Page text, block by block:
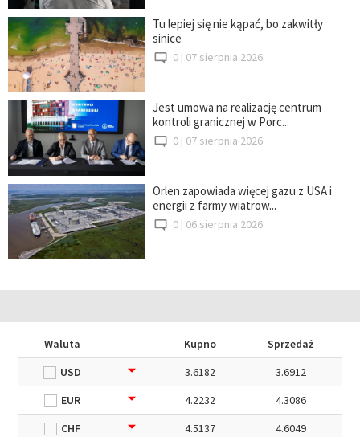
Tu lepiej się nie kąpać, bo zakwitły
sinice
0 | 07 sierpnia 2026
Jest umowa na realizację centrum
kontroli granicznej w Porc...
0 | 07 sierpnia 2026
Orlen zapowiada więcej gazu z USA i
energii z farmy wiatrow...
0 | 06 sierpnia 2026
Waluta Kupno
Sprzedaż
USD
3.6182
3.6912
EUR
4.2232
4.3086
CHF
4.5137
4.6049